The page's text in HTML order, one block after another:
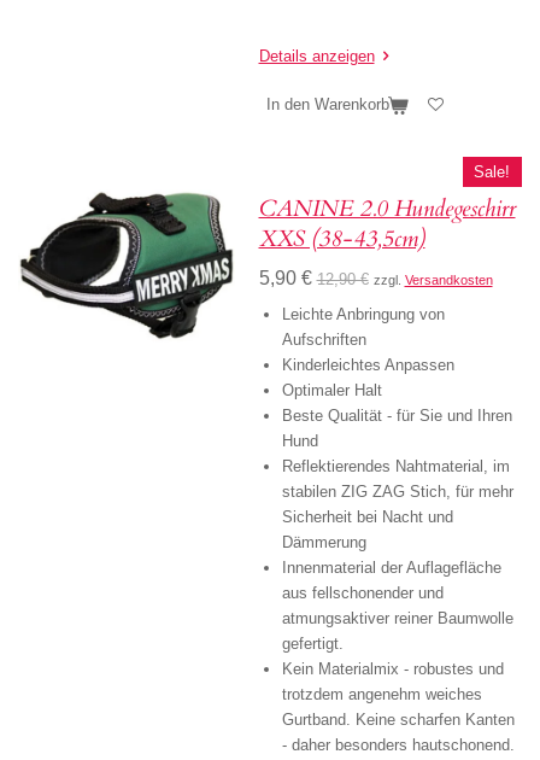
Details anzeigen
In den Warenkorb
Sale!
CANINE 2.0 Hundegeschirr
XXS (38-43,5cm)
5,90 € 12,90 € zzgl. Versandkosten
Leichte Anbringung von
Aufschriften
Kinderleichtes Anpassen
Optimaler Halt
Beste Qualität - für Sie und Ihren
Hund
Reflektierendes Nahtmaterial, im
stabilen ZIG ZAG Stich, für mehr
Sicherheit bei Nacht und
Dämmerung
Innenmaterial der Auflagefläche
aus fellschonender und
atmungsaktiver reiner Baumwolle
gefertigt.
Kein Materialmix - robustes und
trotzdem angenehm weiches
Gurtband. Keine scharfen Kanten
- daher besonders hautschonend.